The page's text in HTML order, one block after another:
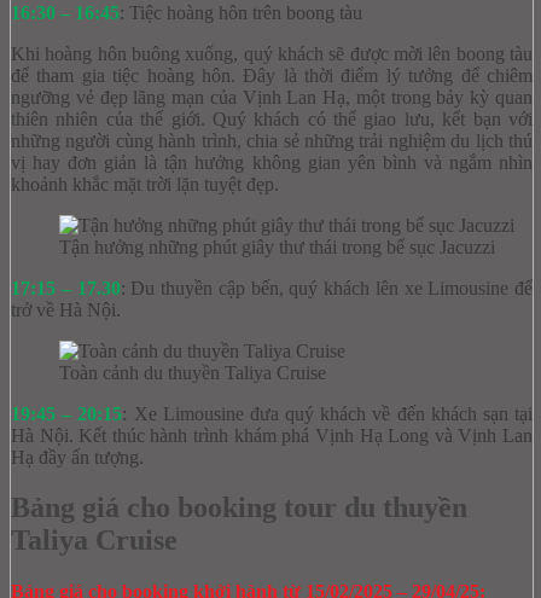
16:30 – 16:45: Tiệc hoàng hôn trên boong tàu
Khi hoàng hôn buông xuống, quý khách sẽ được mời lên boong tàu
để tham gia tiệc hoàng hôn. Đây là thời điểm lý tưởng để chiêm
ngưỡng vẻ đẹp lãng mạn của Vịnh Lan Hạ, một trong bảy kỳ quan
thiên nhiên của thế giới. Quý khách có thể giao lưu, kết bạn với
những người cùng hành trình, chia sẻ những trải nghiệm du lịch thú
vị hay đơn giản là tận hưởng không gian yên bình và ngắm nhìn
khoảnh khắc mặt trời lặn tuyệt đẹp.
Tận hưởng những phút giây thư thái trong bể sục Jacuzzi
17:15 – 17.30: Du thuyền cập bến, quý khách lên xe Limousine để
trở về Hà Nội.
Toàn cảnh du thuyền Taliya Cruise
19:45 – 20:15: Xe Limousine đưa quý khách về đến khách sạn tại
Hà Nội. Kết thúc hành trình khám phá Vịnh Hạ Long và Vịnh Lan
Hạ đầy ấn tượng.
Bảng giá cho booking tour du thuyền
Taliya Cruise
Bảng giá cho booking khởi hành từ 15/02/2025 – 29/04/25: